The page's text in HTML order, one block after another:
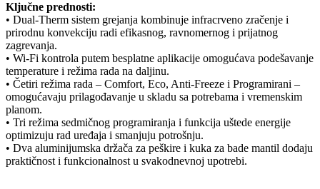
Ključne prednosti:
• Dual-Therm sistem grejanja kombinuje infracrveno zračenje i
prirodnu konvekciju radi efikasnog, ravnomernog i prijatnog
zagrevanja.
• Wi-Fi kontrola putem besplatne aplikacije omogućava podešavanje
temperature i režima rada na daljinu.
• Četiri režima rada – Comfort, Eco, Anti-Freeze i Programirani –
omogućavaju prilagođavanje u skladu sa potrebama i vremenskim
planom.
• Tri režima sedmičnog programiranja i funkcija uštede energije
optimizuju rad uređaja i smanjuju potrošnju.
• Dva aluminijumska držača za peškire i kuka za bade mantil dodaju
praktičnost i funkcionalnost u svakodnevnoj upotrebi.